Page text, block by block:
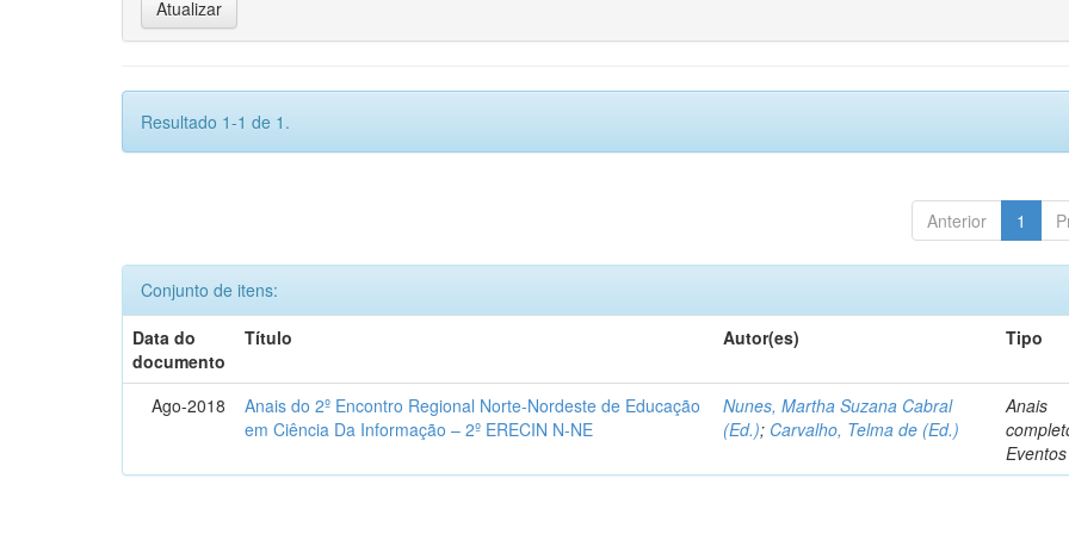
Resultado 1-1 de 1.
Anterior 1
Conjunto de itens:
Data do
documento
Título Autor(es) Tipo
Ago-2018
Anais do 2º Encontro Regional Norte-Nordeste de Educação
em Ciência Da Informação – 2º ERECIN N-NE
Nunes, Martha Suzana Cabral
(Ed.); Carvalho, Telma de (Ed.)
Anais
Eventos